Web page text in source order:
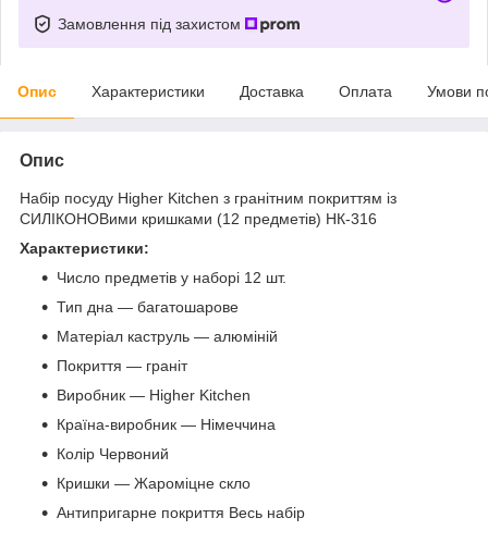
Замовлення під захистом
Опис Характеристики Доставка Оплата Умови
Опис
Набір посуду Higher Kitchen з гранітним покриттям із
СИЛІКОНОВими кришками (12 предметів) НК-316
Характеристики:
Число предметів у наборі 12 шт.
Тип дна — багатошарове
Матеріал каструль — алюміній
Покриття — граніт
Виробник — Higher Kitchen
Країна-виробник — Німеччина
Колір Червоний
Кришки — Жароміцне скло
Антипригарне покриття Весь набір